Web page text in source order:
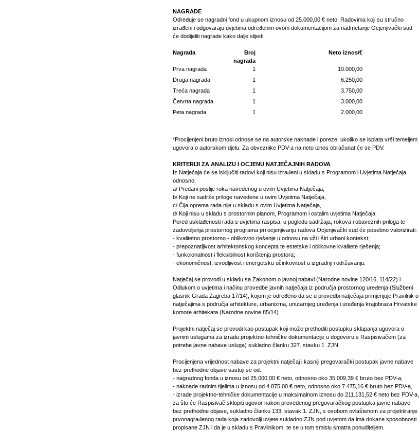
NAGRADE
Određuje se nagradni fond u ukupnom iznosu od 25.000,00 € neto. Radovima koji su stručno
izrađeni i odgovaraju uvjetima određenim ovom dokumentacijom za nadmetanje Ocjenjivački sud
će dodijeliti nagrade kako dalje slijedi:
Nagrada
Broj
nagrada
Neto iznos/€
Prva nagrada
1 10.000,00
Druga nagrada
1 6.250,00
Treća nagrada
1 3.750,00
Četvrta nagrada
1 3.000,00
Peta nagrada
1 2.000,00
*Procijenjeni bruto iznosi odnose se na autorske naknade i poreze, ukoliko se isplata vrši temeljem
ugovora o autorskom djelu. Za obveznike PDV-a na neto iznos obračunat će se PDV.
KRITERIJI ZA ANALIZU I OCJENU NATJEČAJNIH RADOVA
Iz Natječaja će se isključiti radovi koji nisu izrađeni u skladu s Programom i Uvjetima Natječaja
odnosno:
a/ Predani poslije roka navedenog u ovim Uvjetima Natječaja,
b/ Koji ne sadrže priloge navedene u ovim Uvjetima Natječaja,
c/ Čija oprema rada nije u skladu s ovim Uvjetima Natječaja,
d/ Koji nisu u skladu s prostornim planom, Programom i ostalim uvjetima Natječaja.
Pored usklađenosti rada s uvjetima raspisa, u pogledu sadržaja, rokova i obaveznih priloga te
zadovoljenja prostornog programa pri ocjenjivanju radova Ocjenjivački sud će posebno valorizirati:
- kvalitetno prostorno - oblikovno rješenje u odnosu na uži i širi urbani kontekst;
- prepoznatljivost arhitektonskog koncepta te estetske i oblikovne kvalitete rješenja;
- funkcionalnost i fleksibilnost korištenja prostora;
- ekonomičnost, izvodljivost i energetsku učinkovitost u izgradnji i održavanju.
Natječaj se provodi u skladu sa Zakonom o javnoj nabavi (Narodne novine 120/16, 114/22) i
Odlukom o uvjetima i načinu provedbe javnih natječaja iz područja prostornog uređenja (Službeni
glasnik Grada Zagreba 17/14), kojom je određeno da se u provedbi natječaja primjenjuje Pravilnik o
natječajima s područja arhitekture, urbanizma, unutarnjeg uređenja i uređenja krajobraza Hrvatske
komore arhitekata (Narodne novine 85/14).
Projektni natječaj se provodi kao postupak koji može prethoditi postupku sklapanja ugovora o
javnim uslugama za izradu projektno-tehničke dokumentacije u dogovoru s Raspisivačem (za
potrebe javne nabave usluga) sukladno članku 327. stavku 1. ZJN.
Procijenjena vrijednost nabave za projektni natječaj i kasniji pregovarački postupak javne nabave
bez prethodne objave sastoji se od:
- nagradnog fonda u iznosu od 25.000,00 € neto, odnosno oko 35.009,39 € bruto bez PDV-a,
- naknade radnim tijelima u iznosu od 4.875,00 € neto, odnosno oko 7.475,16 € bruto bez PDV-a,
- izrade projektno-tehničke dokumentacije u maksimalnom iznosu do 211.131,52 € neto bez PDV-a,
za što će Raspisivač sklopiti ugovor nakon provedenog pregovaračkog postupka javne nabave
bez prethodne objave, sukladno članku 133. stavak 1. ZJN, s osobom ovlaštenom za projektiranje
prvonagrađenog rada koja zadovolji uvjete sukladno ZJN pod uvjetom da ima dokaze sposobnosti
propisane ZJN i da je u skladu s Pravilnikom, te se u tom smislu smatra ponuditeljem.